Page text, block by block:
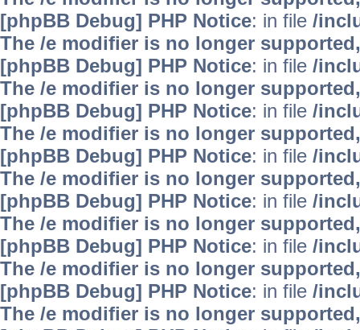
[phpBB Debug] PHP Notice: in file /
The /e modifier is no longer
[phpBB Debug] PHP Notice: in file /
The /e modifier is no longer
[phpBB Debug] PHP Notice: in file /
The /e modifier is no longer
[phpBB Debug] PHP Notice: in file /
The /e modifier is no longer
[phpBB Debug] PHP Notice: in file /
The /e modifier is no longer
[phpBB Debug] PHP Notice: in file /
The /e modifier is no longer
[phpBB Debug] PHP Notice: in file /
The /e modifier is no longer